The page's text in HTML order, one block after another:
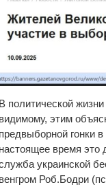
В политической
видимому, этим
предвыборной гонки
настоящее время это
украинской
венгром Роб.Бодри